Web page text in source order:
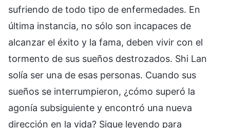
sufriendo de todo tipo de enfermedades. En
última instancia, no sólo son incapaces de
alcanzar el éxito y la fama, deben vivir con el
tormento de sus sueños destrozados. Shi Lan
solía ser una de esas personas. Cuando sus
sueños se interrumpieron, ¿cómo superó la
agonía subsiguiente y encontró una nueva
dirección en la vida? Sigue leyendo para